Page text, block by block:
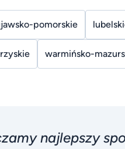
pomorskie
warmińsko-
najlepszy